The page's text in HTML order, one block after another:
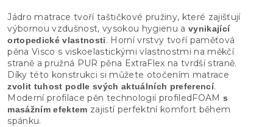
Jádro matrace tvoří taštičkové pružiny, které zajišťují
výbornou vzdušnost, vysokou hygienu a vynikající
ortopedické vlastnosti. Horní vrstvy tvoří paměťová
pěna Visco s viskoelastickými vlastnostmi na měkčí
straně a pružná PUR pěna ExtraFlex na tvrdší straně.
Díky této konstrukci si můžete otočením matrace
zvolit tuhost podle svých aktuálních preferencí.
Moderní profilace pěn technologií profiledFOAM s
masážním efektem zajistí perfektní komfort během
spánku.